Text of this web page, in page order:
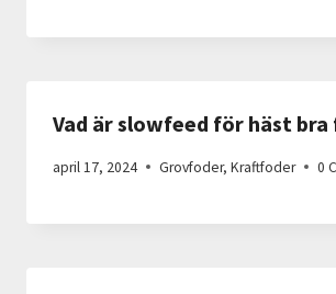
Vad är slowfeed för häst bra
april 17, 2024 Grovfoder, Kraftfoder 0